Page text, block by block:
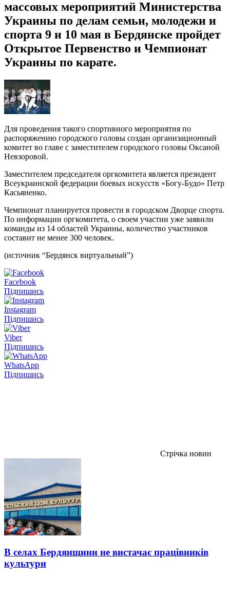
массовых мероприятий Министерства
Украины по делам семьи, молодежи и
спорта 9 и 10 мая в Бердянске пройдет
Открытое Первенство и Чемпионат
Украины по карате.
Для проведения такого спортивного мероприятия по
распоряжению городского головы создан организационный
комитет во главе с заместителем городского головы Оксаной
Невзоровой.
Заместителем председателя оргкомитета является президент
Всеукраинской федерации боевых искусств «Богу-Будо» Петр
Касьяненко.
Чемпионат планируется провести в городском Дворце спорта.
По информации оргкомитета, о своем участии уже заявили
команды из 14 областей Украины, количество участников
составит не менее 300 человек.
(источник “Бердянск виртуальный”)
Facebook
Підпишись
Instagram
Підпишись
Viber
Підпишись
WhatsApp
Підпишись
Стрічка новин
В селах Бердянщини не вистачає працівників
культури